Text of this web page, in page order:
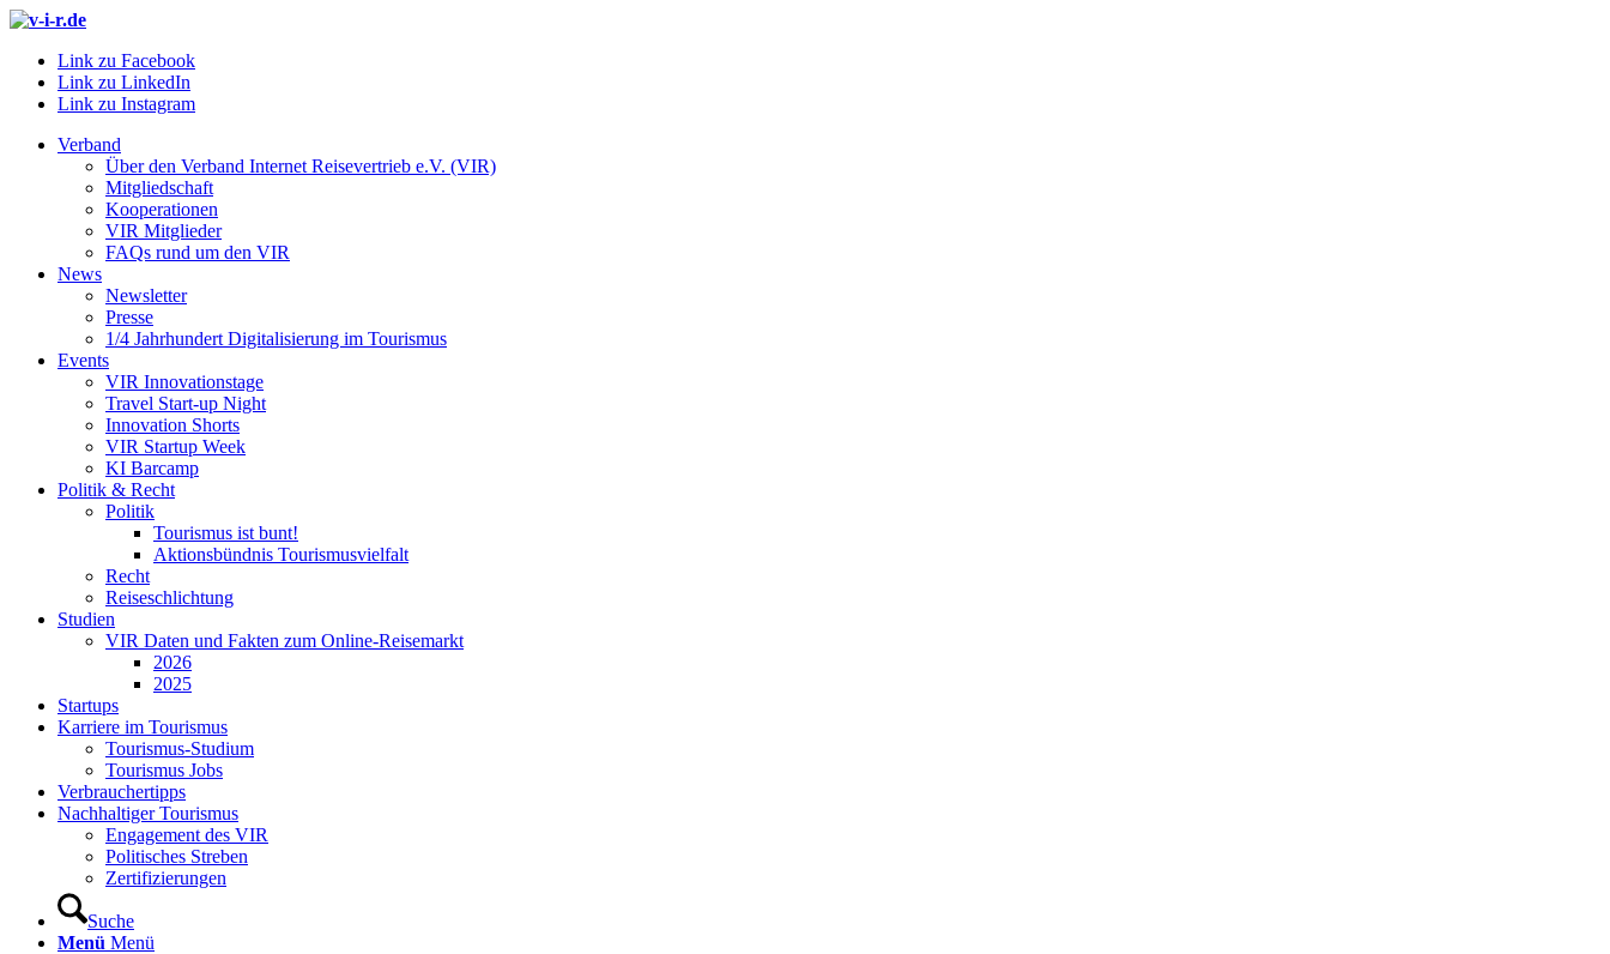
Link zu Facebook
Link zu LinkedIn
Link zu Instagram
Verband
Über den Verband Internet Reisevertrieb e.V. (VIR)
Mitgliedschaft
Kooperationen
VIR Mitglieder
FAQs rund um den VIR
News
Newsletter
Presse
1/4 Jahrhundert Digitalisierung im Tourismus
Events
VIR Innovationstage
Travel Start-up Night
Innovation Shorts
VIR Startup Week
KI Barcamp
Politik & Recht
Politik
Tourismus ist bunt!
Aktionsbündnis Tourismusvielfalt
Recht
Reiseschlichtung
Studien
VIR Daten und Fakten zum Online-Reisemarkt
2026
2025
Startups
Karriere im Tourismus
Tourismus-Studium
Tourismus Jobs
Verbrauchertipps
Nachhaltiger Tourismus
Engagement des VIR
Politisches Streben
Zertifizierungen
Suche
Menü Menü